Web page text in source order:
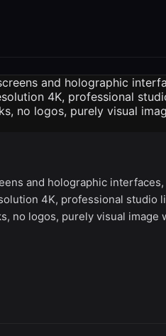
and holographic
4K, professional studio
no logos, purely visual image